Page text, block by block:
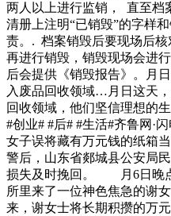
两人以上进行监销， 直至档
清册上注明“已销毁”的字样
责。. 档案销毁后要现场后核
再进行销毁，销毁现场会进
后会提供《销毁报告》。月
入废品回收领域…月日这天
回收领域，他们坚信理想的
#创业# #后# #生活#齐鲁网·
女子误将藏有万元钱的纸箱
警后，山东省郯城县公安局
损失及时挽回。 月6日晚
所里来了一位神色焦急的谢
来，谢女士将长期积攒的万